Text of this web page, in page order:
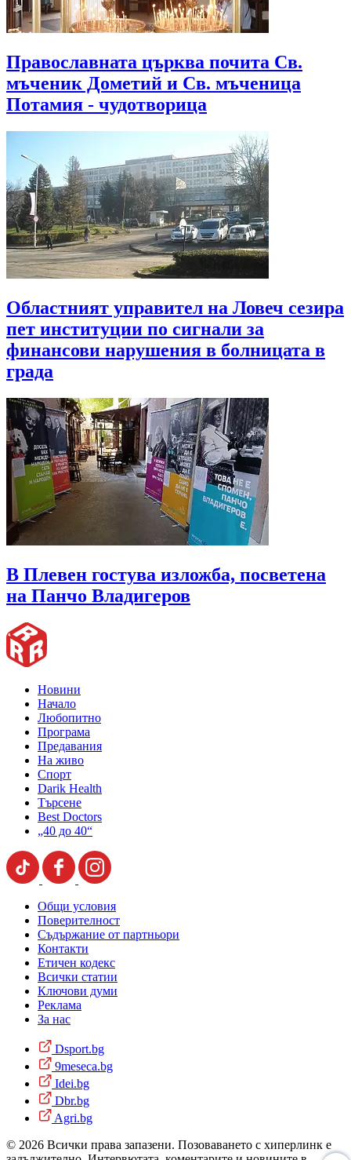
Православната църква почита Св.
мъченик Дометий и Св. мъченица
Потамия - чудотворица
Областният управител на Ловеч сезира
пет институции по сигнали за
финансови нарушения в болницата в
града
В Плевен гостува изложба, посветена
на Панчо Владигеров
Новини
Начало
Любопитно
Програма
Предавания
На живо
Спорт
Darik Health
Търсене
Best Doctors
„40 до 40“
Общи условия
Поверителност
Съдържание от партньори
Контакти
Етичен кодекс
Всички статии
Ключови думи
Реклама
За нас
Dsport.bg
9meseca.bg
Idei.bg
Dbr.bg
Agri.bg
© 2026 Всички права запазени. Позоваването с хиперлинк е